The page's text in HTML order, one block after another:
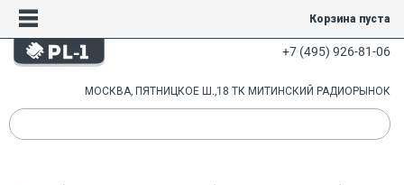
Корзина пуста
+7 (495) 926-81-06
МОСКВА, ПЯТНИЦКОЕ Ш.,18 ТК МИТИНСКИЙ РАДИОРЫНОК